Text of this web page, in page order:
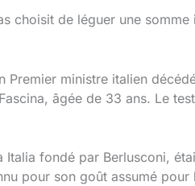
choisit de léguer une
ministre italien
âgée de 33 ans. Le
fondé par Berlusconi,
pour son goût assumé